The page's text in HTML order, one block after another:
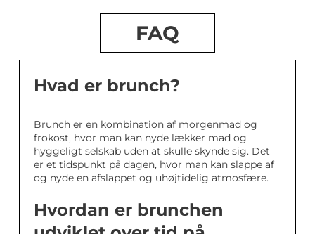
FAQ
Hvad er brunch?
Brunch er en kombination af morgenmad og
frokost, hvor man kan nyde lækker mad og
hyggeligt selskab uden at skulle skynde sig. Det
er et tidspunkt på dagen, hvor man kan slappe af
og nyde en afslappet og uhøjtidelig atmosfære.
Hvordan er brunchen